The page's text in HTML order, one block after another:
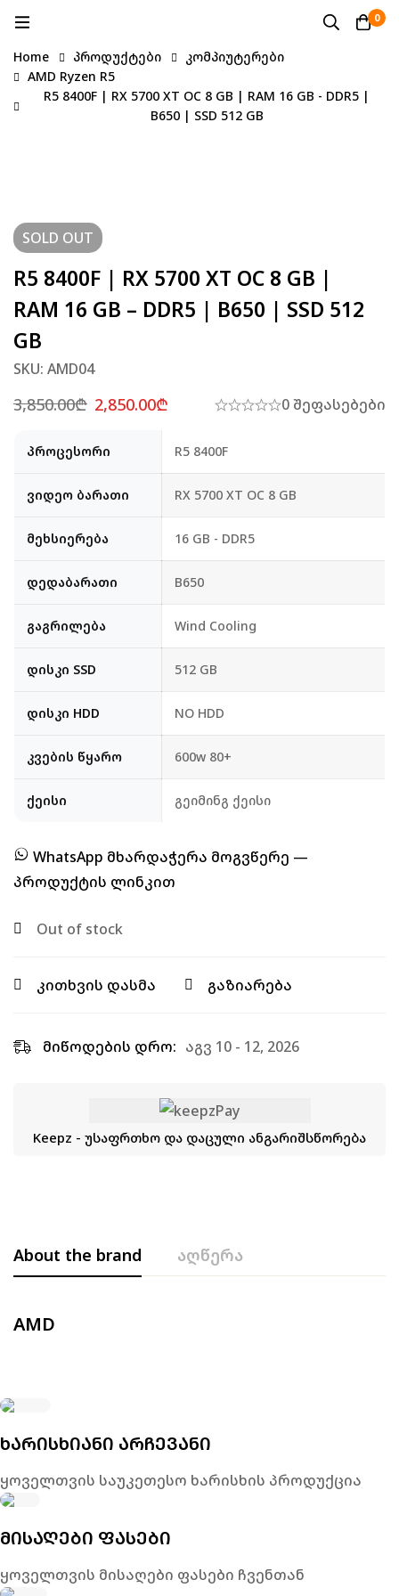
0
Home პროდუქტები
კომპიუტერები
AMD Ryzen R5
R5 8400F | RX 5700 XT OC 8 GB | RAM 16 GB - DDR5 |
B650 | SSD 512 GB
SOLD OUT
R5 8400F | RX 5700 XT OC 8 GB |
RAM 16 GB – DDR5 | B650 | SSD 512
GB
SKU: AMD04
3,850.00₾ 2,850.00₾ 0 შეფასებები
პროცესორი R5 8400F
ვიდეო ბარათი RX 5700 XT OC 8 GB
მეხსიერება 16 GB - DDR5
დედაბარათი B650
გაგრილება Wind Cooling
დისკი SSD 512 GB
დისკი HDD NO HDD
კვების წყარო 600w 80+
ქეისი გეიმინგ ქეისი
WhatsApp მხარდაჭერა მოგვწერე —
პროდუქტის ლინკით
Out of stock
კითხვის დასმა გაზიარება
მიწოდების დრო: აგვ 10 - 12, 2026
Keepz - უსაფრთხო და დაცული ანგარიშსწორება
About the brand აღწერა
AMD
ᲮᲐᲠᲘᲡᲮᲘᲐᲜᲘ ᲐᲠᲩᲔᲕᲐᲜᲘ
ყოველთვის საუკეთესო ხარისხის პროდუქცია
ᲛᲘᲡᲐᲦᲔᲑᲘ ᲤᲐᲡᲔᲑᲘ
ყოველთვის მისაღები ფასები ჩვენთან